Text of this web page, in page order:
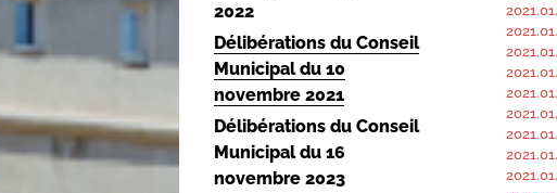
2022
Délibérations du Conseil
Municipal du 10
novembre 2021
Délibérations du Conseil
Municipal du 16
novembre 2023